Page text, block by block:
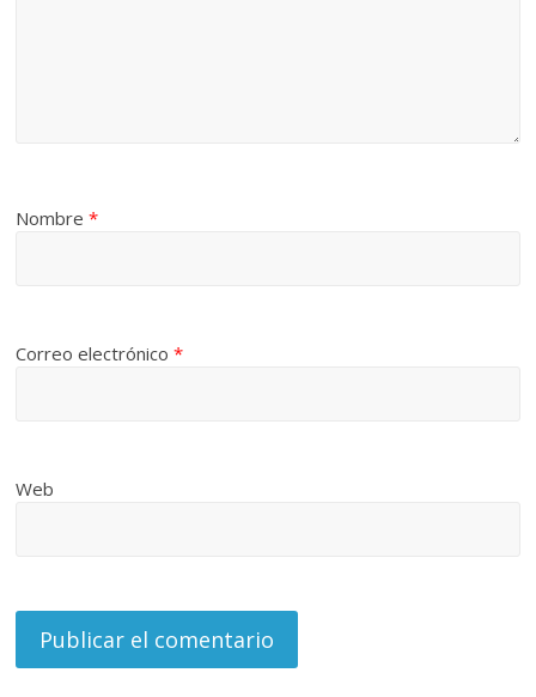
Nombre*
Correo electrónico*
Web